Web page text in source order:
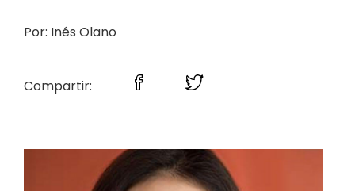
Por: Inés Olano
Compartir: